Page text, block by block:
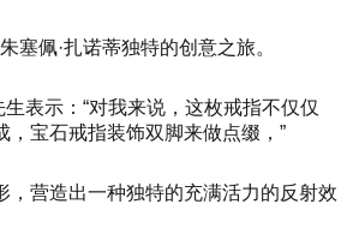
佩·扎诺蒂独特的创意之旅。
表示：“对我来说，这枚戒指不仅仅
宝石戒指装饰双脚来做点缀，”
营造出一种独特的充满活力的反射效